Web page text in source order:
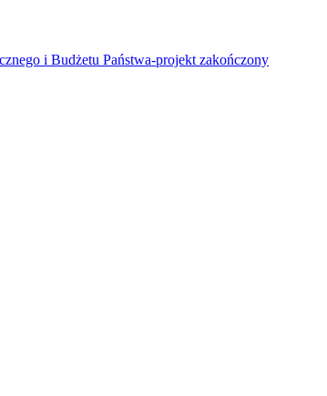
i Budżetu Państwa-projekt zakończony